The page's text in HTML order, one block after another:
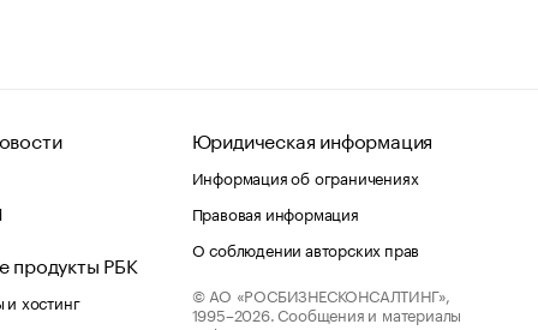
продукты РБК
хостинг
Юридическая информация
Информация об ограничениях
Правовая информация
О соблюдении авторских прав
© АО «РОСБИЗНЕСКОНСАЛТИНГ»,
1995–2026. Сообщения и материалы